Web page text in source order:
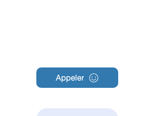
Appeler